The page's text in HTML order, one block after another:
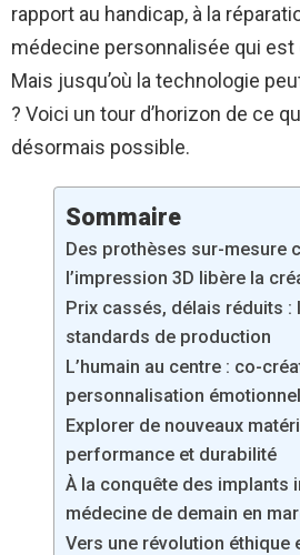
rapport au handicap, à la
médecine personnalisée qui est
Mais jusqu’où la technologie
? Voici un tour d’horizon de ce
désormais possible.
Sommaire
Des prothèses sur-mesure
l’impression 3D libère la
Prix cassés, délais réduits :
standards de production
L’humain au centre : co-
personnalisation
Explorer de nouveaux
performance et durabilité
À la conquête des implants
médecine de demain en
Vers une révolution éthique